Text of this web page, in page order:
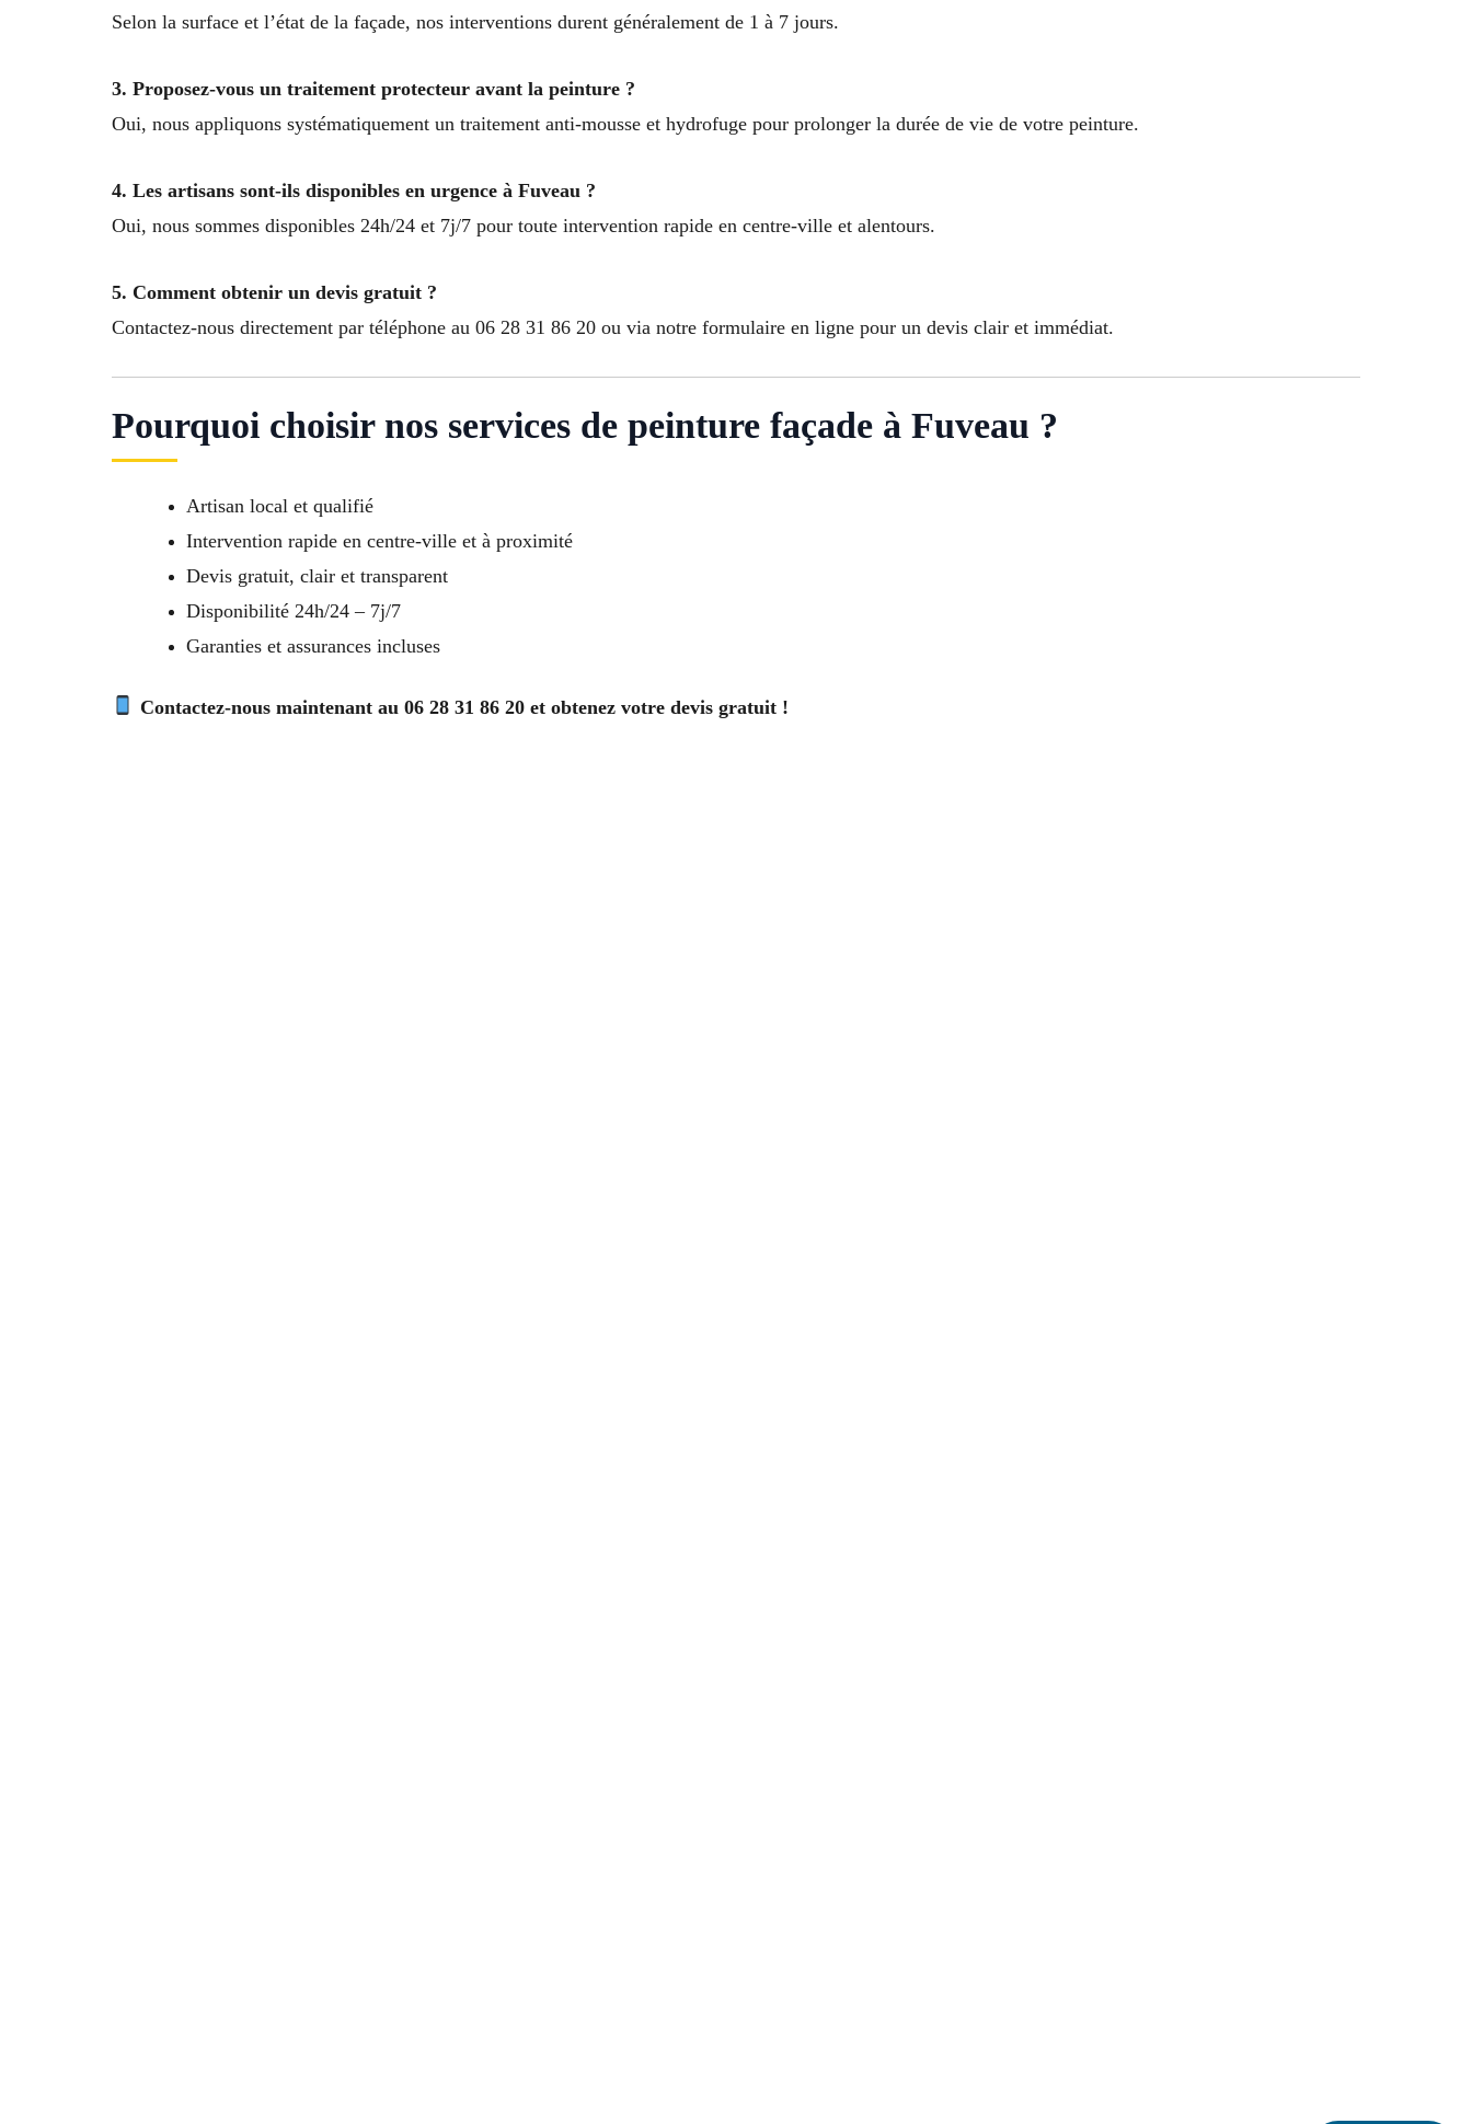
Selon la surface et l’état de la façade, nos interventions durent généralement de 1 à 7 jours.
3. Proposez-vous un traitement protecteur avant la peinture ?
Oui, nous appliquons systématiquement un traitement anti-mousse et hydrofuge pour prolonger la durée de vie de votre peinture.
4. Les artisans sont-ils disponibles en urgence à Fuveau ?
Oui, nous sommes disponibles 24h/24 et 7j/7 pour toute intervention rapide en centre-ville et alentours.
5. Comment obtenir un devis gratuit ?
Contactez-nous directement par téléphone au 06 28 31 86 20 ou via notre formulaire en ligne pour un devis clair et immédiat.
Pourquoi choisir nos services de peinture façade à Fuveau ?
Artisan local et qualifié
Intervention rapide en centre-ville et à proximité
Devis gratuit, clair et transparent
Disponibilité 24h/24 – 7j/7
Garanties et assurances incluses
Contactez-nous maintenant au 06 28 31 86 20 et obtenez votre devis gratuit !